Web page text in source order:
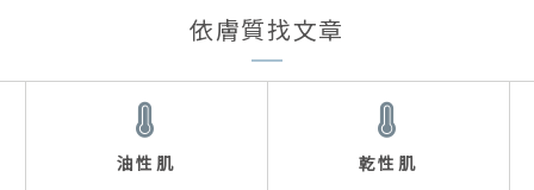
依膚質找文章
油性肌 乾性肌